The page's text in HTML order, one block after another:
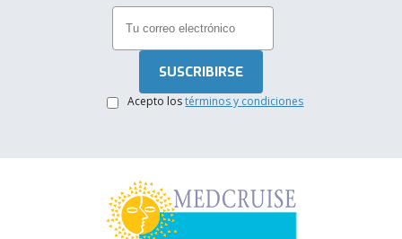
Acepto lostérminos y condiciones